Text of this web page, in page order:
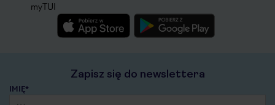
myTUI
Zapisz się do newslettera
IMIĘ*